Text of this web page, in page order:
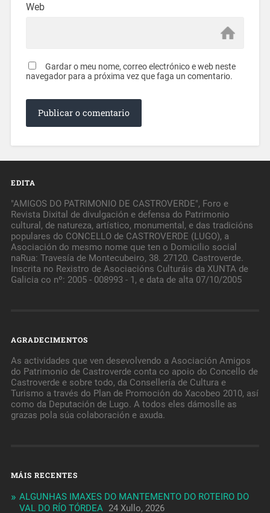
Web
Gardar o meu nome, correo electrónico e web neste
navegador para a próxima vez que faga un comentario.
EDITA
"AMIGOS DO PATRIMONIO DE CASTROVERDE", Foro e
Revista Dixital de divulgación e defensa do Patrimonio
cultural, de natureza, artístico, monumental, e das tradicións
populares do CONCELLO de CASTROVERDE (LUGO), a
Asociación do mesmo nome que ten o Domicilio social
naRua: Travesía de Montecubeiro, 38. 27120. Castroverde.
Inscrita no Rexistro de Asociacións Culturáis da XUNTA de
Galicia co nº: 2005 - 008993 - 1, e data de alta 07/10/2005
AGRADECIMENTOS
As actividades que ven desevolvendo a Asociación Amigos
do Patrimonio de Castroverde conta co apoio do Concello de
Castroverde e sobre todo, da Consellería de Cultura e
Turismo a través do Plan de Promoción do Xacobeo 2010, así
como da Deputación de Lugo. A todos eles dámoslle as
grazas pola súa colaboración e axuda.
MÁIS RECENTES
ALGUNHAS IMAXES DO MANTEMENTO DO ROTEIRO DO
VAL DO RÍO TÓRDEA 24 Xullo, 2026